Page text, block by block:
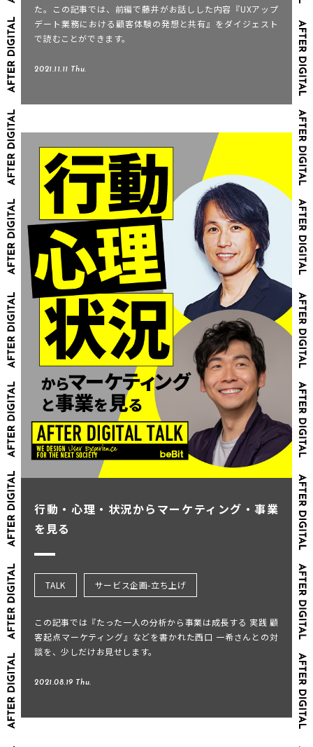
た。この記事では、前編で藤井がお話しした内容『UXアップ
デート業務における顧客体験の発想と共有』をダイジェスト
で読むことができます。
2021.11.11 Thu.
行動・心理・状況からマーケティング・事業
を見る
TALK サービス企画-立ち上げ
この記事では『たった一人の分析から事業は成長する 実践 顧
客起点マーケティング』などを書かれた西口 一希さんとの対
談を、少しだけお見せします。
2021.08.19 Thu.